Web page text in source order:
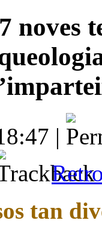
noves
|
tan